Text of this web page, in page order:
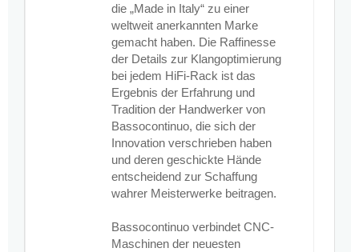
die „Made in Italy“ zu einer
weltweit anerkannten Marke
gemacht haben. Die Raffinesse
der Details zur Klangoptimierung
bei jedem HiFi-Rack ist das
Ergebnis der Erfahrung und
Tradition der Handwerker von
Bassocontinuo, die sich der
Innovation verschrieben haben
und deren geschickte Hände
entscheidend zur Schaffung
wahrer Meisterwerke beitragen.
Bassocontinuo verbindet CNC-
Maschinen der neuesten